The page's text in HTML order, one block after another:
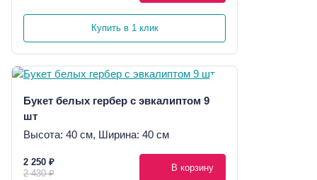
Купить в 1 клик
Букет белых гербер с эвкалиптом 9
шт
Высота: 40 см, Ширина: 40 см
2 250 ₽
2 430 ₽
В корзину